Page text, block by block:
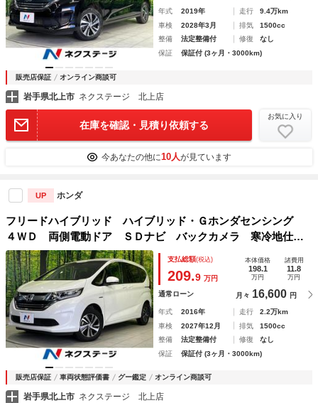
年式 2019年 走行
9.4万km
車検
2028年3月 排気
1500cc
整備
法定整備付 修復
なし
保証
保証付 (3ヶ月・3000km)
販売店保証 オンライン商談可
岩手県北上市 ネクステージ 北上店
在庫を確認・見積り依頼する
お気に入り
今あなたの他に10人が見ています
UP ホンダ
フリードハイブリッド ハイブリッド・Ｇホンダセンシング
４ＷＤ 両側電動ドア ＳＤナビ バックカメラ 寒冷地仕
様 ホンダセンシング レーダークルーズ 禁煙車 スマート
キー ＬＥＤヘッド ビルトインＥＴＣ 純正１５インチアル
ミ
支払総額(税込)
209.9 万円
本体価格
198.1
万円
諸費用
11.8
万円
通常ローン 月々 16,600 円
年式 2016年 走行
2.2万km
車検
2027年12月 排気
1500cc
整備
法定整備付 修復
なし
保証
保証付 (3ヶ月・3000km)
販売店保証 車両状態評価書 グー鑑定 オンライン商談可
岩手県北上市 ネクステージ 北上店